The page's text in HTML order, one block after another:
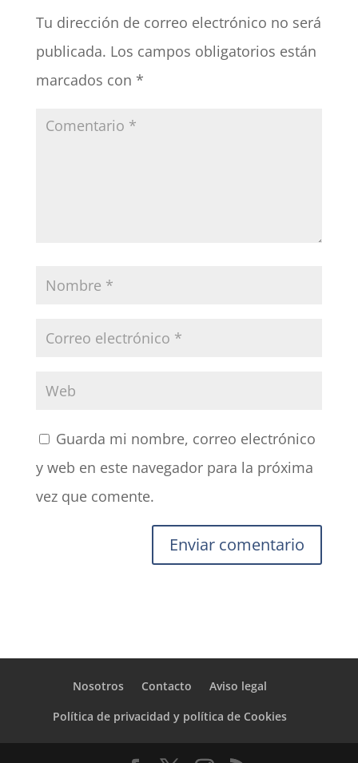
Tu dirección de correo electrónico no será
publicada. Los campos obligatorios están
marcados con *
Guarda mi nombre, correo electrónico
y web en este navegador para la próxima
vez que comente.
Nosotros Contacto
Aviso legal
Política de privacidad y política de Cookies